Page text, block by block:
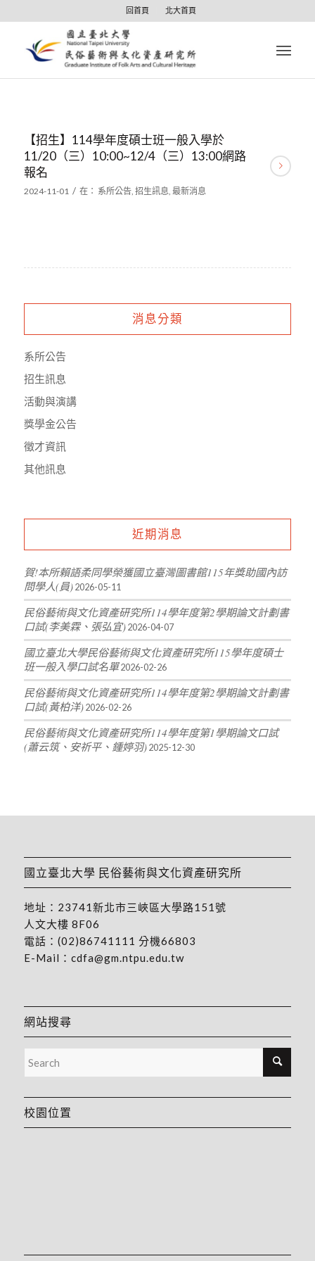
回首頁 北大首頁
【招生】114學年度碩士班一般入學於
11/20（三）10:00~12/4（三）13:00網路
報名
2024-11-01 / 在： 系所公告, 招生訊息 最新消息
消息分類
系所公告
招生訊息
活動與演講
獎學金公告
徵才資訊
其他訊息
近期消息
賀!本所賴語柔同學榮獲國立臺灣圖書館115年獎助國內訪
問學人(員) 2026-05-11
民俗藝術與文化資產研究所114學年度第2學期論文計劃書
口試(李美霖、張弘宜) 2026-04-07
國立臺北大學民俗藝術與文化資產研究所115學年度碩士
班一般入學口試名單 2026-02-26
民俗藝術與文化資產研究所114學年度第2學期論文計劃書
口試(黃柏洋) 2026-02-26
民俗藝術與文化資產研究所114學年度第1學期論文口試
(蕭云筑、安祈平、鍾婷羽) 2025-12-30
國立臺北大學 民俗藝術與文化資產研究所
地址： 23741新北市三峽區大學路151號
人文大樓 8F06
電話： (02)86741111 分機66803
E-Mail： cdfa@gm.ntpu.edu.tw
網站搜尋
校園位置